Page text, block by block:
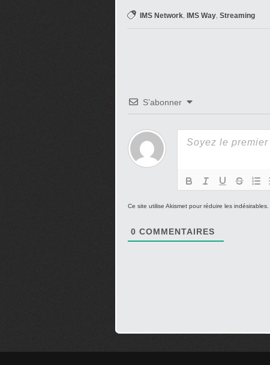
IMS Network IMS Way Streaming
S’abonner
Ce site utilise Akismet pour réduire les indésirables.
0 COMMENTAIRES